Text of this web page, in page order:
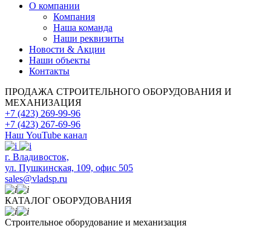
О компании
Компания
Наша команда
Наши реквизиты
Новости & Акции
Наши объекты
Контакты
ПРОДАЖА СТРОИТЕЛЬНОГО ОБОРУДОВАНИЯ И
МЕХАНИЗАЦИЯ
+7 (423) 269-99-96
+7 (423) 267-69-96
Наш YouTube канал
​г. Владивосток,
ул. Пушкинская, 109, офис 505
sales@vladsp.ru
КАТАЛОГ ОБОРУДОВАНИЯ
Строительное оборудование и механизация